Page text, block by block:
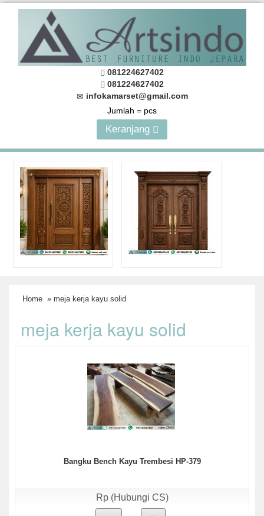
081224627402
081224627402
infokamarset@gmail.com
Jumlah = pcs
Keranjang
Home » meja kerja kayu solid
meja kerja kayu solid
Bangku Bench Kayu Trembesi HP-379
Rp (Hubungi CS)